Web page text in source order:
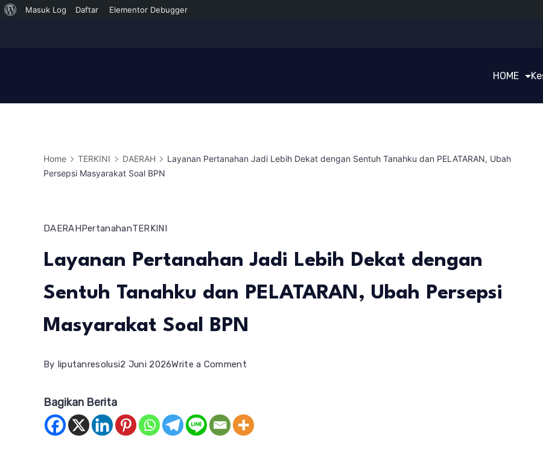
Tentang
Masuk Log Daftar Elementor Debugger
HOME
Home TERKINI DAERAH
Layanan Pertanahan Jadi Lebih Dekat dengan Sentuh Tanahku dan PELATARAN, Ubah
Persepsi Masyarakat Soal BPN
DAERAHPertanahanTERKINI
Layanan Pertanahan Jadi Lebih Dekat dengan
Sentuh Tanahku dan PELATARAN, Ubah Persepsi
Masyarakat Soal BPN
By liputanresolusi2 Juni 2026Write a Commenton
Jadi
Bagikan Berita